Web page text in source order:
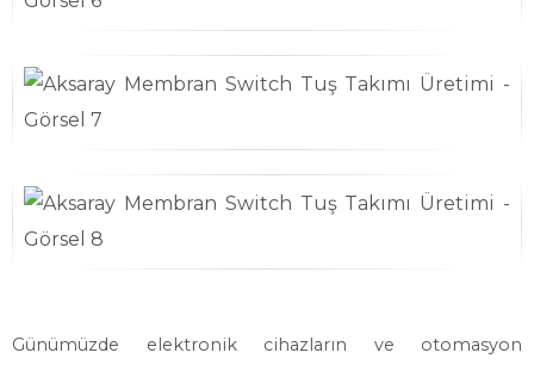
Günümüzde elektronik cihazların ve otomasyon